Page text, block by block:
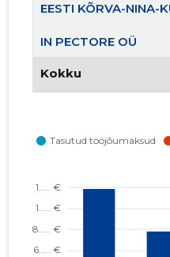
IN PECTORE OÜ
FERTILITAS AS
TERVITAS OÜ
Kokku